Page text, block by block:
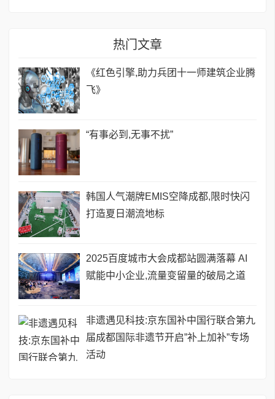
热门文章
《红色引擎,助力兵团十一师建筑企业腾
飞》
“有事必到,无事不扰”
韩国人气潮牌EMIS空降成都,限时快闪
打造夏日潮流地标
2025百度城市大会成都站圆满落幕 AI
赋能中小企业,流量变留量的破局之道
非遗遇见科技:京东国补中国行联合第九
届成都国际非遗节开启”补上加补”专场
活动